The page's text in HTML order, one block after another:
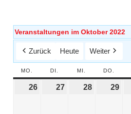
Veranstaltungen im Oktober 2022
Zurück Heute Weiter
MO. DI. MI. DO.
26 27 28 29